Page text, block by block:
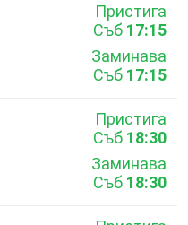
Пристига
Съб 17:15
Заминава
Съб 17:15
Пристига
Съб 18:30
Заминава
Съб 18:30